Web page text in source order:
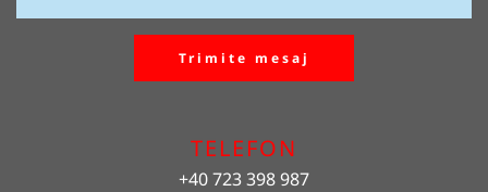
Trimite mesaj
TELEFON
+40 723 398 987